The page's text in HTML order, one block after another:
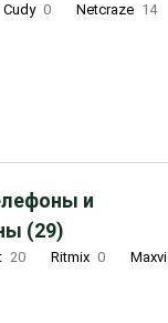
Cudy 0 Netcraze 14
и
(29)
20 Ritmix 0 Maxvi